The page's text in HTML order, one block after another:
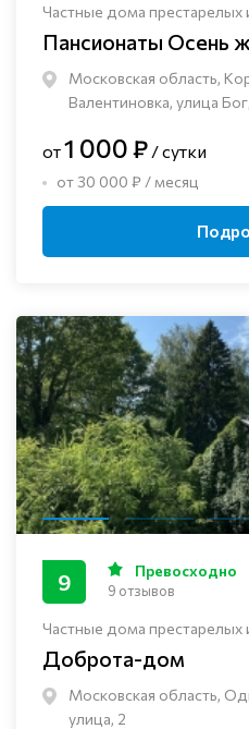
Частные дома престарелых
Пансионаты Осень
Московская область,
Валентиновка, улица
от1 000 ₽ / сутки
от 30 000 ₽ / месяц
Частные дома престарелых
Доброта-дом
Московская область,
улица, 2
9 Превосходно
9 отзывов